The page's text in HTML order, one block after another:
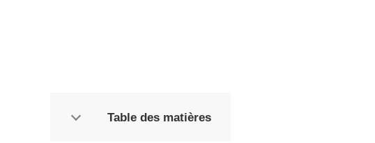
Table des matières